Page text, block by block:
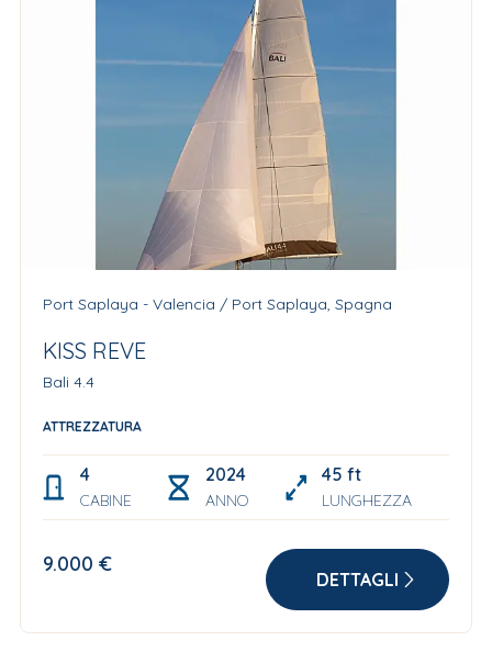
Port Saplaya - Valencia / Port Saplaya, Spagna
KISS REVE
Bali 4.4
ATTREZZATURA
4
CABINE
2024
ANNO
45 ft
LUNGHEZZA
9.000 €
DETTAGLI